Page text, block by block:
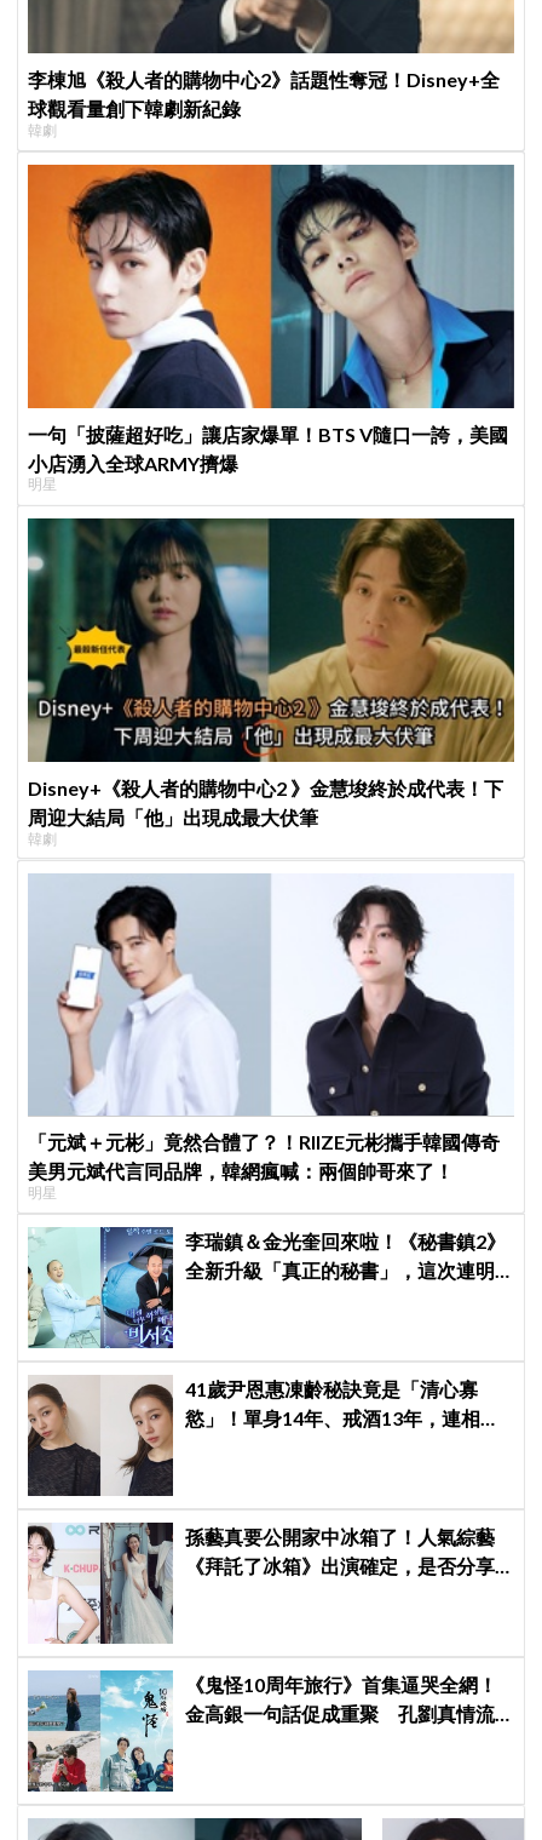
李棟旭《殺人者的購物中心2》話題性奪冠！Disney+全
球觀看量創下韓劇新紀錄
韓劇
一句「披薩超好吃」讓店家爆單！BTS V隨口一誇，美國
小店湧入全球ARMY擠爆
明星
Disney+《殺人者的購物中心2 》金慧埈終於成代表！下
周迎大結局「他」出現成最大伏筆
韓劇
「元斌＋元彬」竟然合體了？！RIIZE元彬攜手韓國傳奇
美男元斌代言同品牌，韓網瘋喊：兩個帥哥來了！
明星
李瑞鎮＆金光奎回來啦！《秘書鎮2》
全新升級「真正的秘書」，這次連明
41歲尹恩惠凍齡秘訣竟是「清心寡
慾」！單身14年、戒酒13年，連相親
孫藝真要公開家中冰箱了！人氣綜藝
《拜託了冰箱》出演確定，是否分享
《鬼怪10周年旅行》首集逼哭全網！
金高銀一句話促成重聚 孔劉真情流